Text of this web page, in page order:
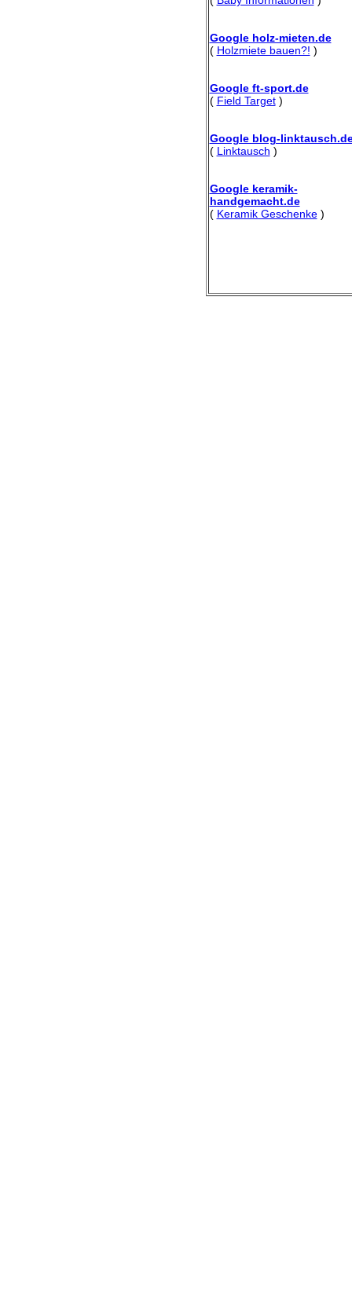
Google holz-mieten.de
( Holzmiete bauen?! )
Google ft-sport.de
( Field Target)
Google blog-
( Linktausch )
Google keramik-
handgemacht.de
( Keramik Geschenke)